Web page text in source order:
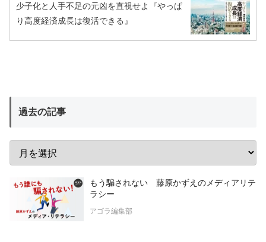
少子化と人手不足の元凶を直視せよ『やっぱ
り高度経済成長は復活できる』
過去の記事
もう騙されない 藤原かずえのメディアリテ
ラシー
アゴラ編集部